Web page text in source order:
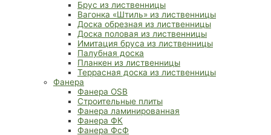
Брус из лиственницы
Вагонка «Штиль» из лиственницы
Доска обрезная из лиственницы
Доска половая из лиственницы
Имитация бруса из лиственницы
Палубная доска
Планкен из лиственницы
Террасная доска из лиственницы
Фанера
Фанера OSB
Строительные плиты
Фанера ламинированная
Фанера ФК
Фанера ФсФ